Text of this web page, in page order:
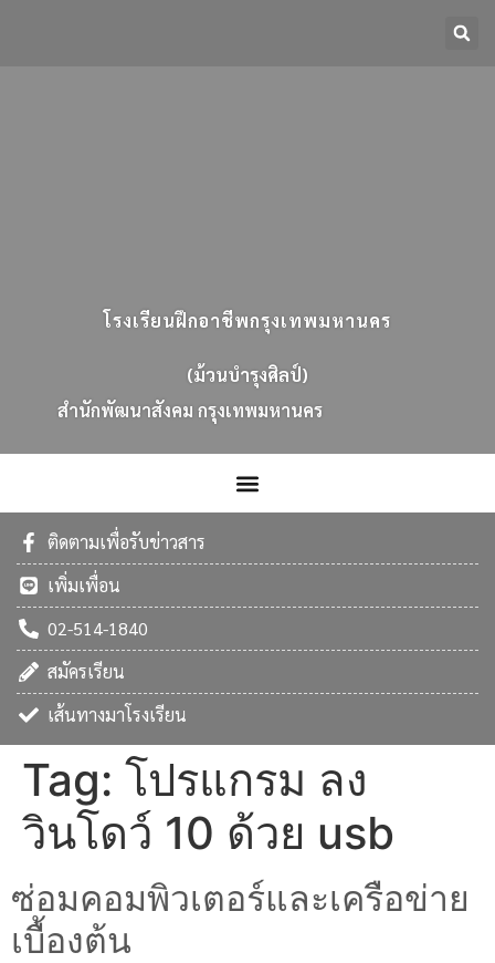
โรงเรียนฝึกอาชีพกรุงเทพมหานคร
(ม้วนบำรุงศิลป์)
สนกพฒนาสงคม กรงเทพมหานคร
ติดตามเพื่อรับข่าวสาร
เพิ่มเพื่อน
02-514-1840
สมัครเรียน
เส้นทางมาโรงเรียน
Tag: โปรแกรม ลง
วินโดว์ 10 ด้วย usb
ซ่อมคอมพิวเตอร์และเครือข่าย
เบื้องต้น